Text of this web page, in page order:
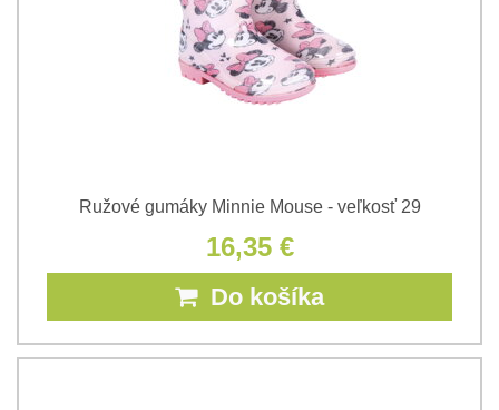
Ružové gumáky Minnie Mouse - veľkosť 29
16,35 €
Do košíka